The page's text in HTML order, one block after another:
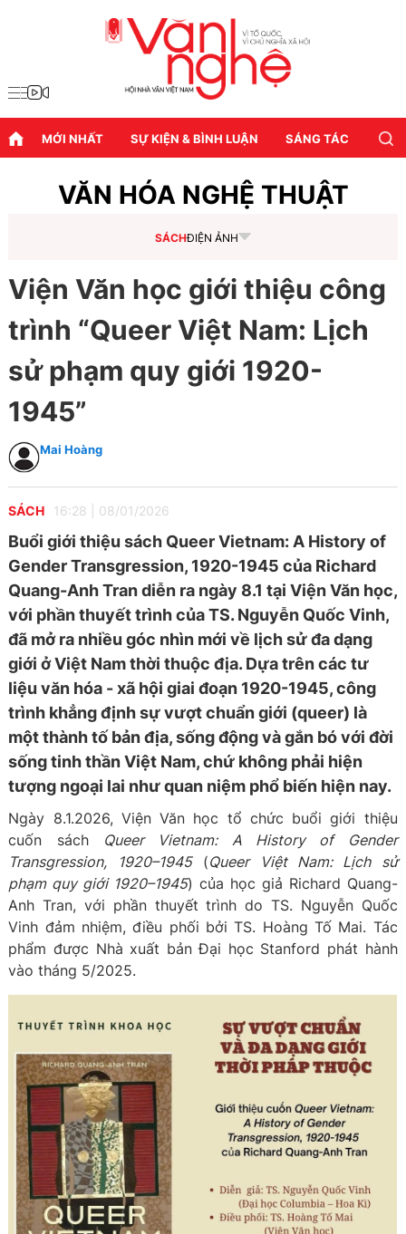
MỚI NHẤT SỰ KIỆN & BÌNH LUẬN SÁNG TÁC
VĂN HÓA NGHỆ THUẬT
SÁCHĐIỆN ẢNH
Viện Văn học giới thiệu công
trình “Queer Việt Nam: Lịch
sử phạm quy giới 1920-
1945”
Mai Hoàng
SÁCH 16:28 08/01/2026
Buổi giới thiệu sách Queer Vietnam: A History of
Gender Transgression, 1920-1945 của Richard
Quang-Anh Tran diễn ra ngày 8.1 tại Viện Văn học,
với phần thuyết trình của TS. Nguyễn Quốc Vinh,
đã mở ra nhiều góc nhìn mới về lịch sử đa dạng
giới ở Việt Nam thời thuộc địa. Dựa trên các tư
liệu văn hóa - xã hội giai đoạn 1920-1945, công
trình khẳng định sự vượt chuẩn giới (queer) là
một thành tố bản địa, sống động và gắn bó với đời
sống tinh thần Việt Nam, chứ không phải hiện
tượng ngoại lai như quan niệm phổ biến hiện nay.
Ngày 8.1.2026, Viện Văn học tổ chức buổi giới thiệu
cuốn sách Queer Vietnam: A History of Gender
Transgression, 1920–1945(Queer Việt Nam: Lịch sử
phạm quy giới 1920–1945) của học giả Richard Quang-
Anh Tran, với phần thuyết trình do TS. Nguyễn Quốc
Vinh đảm nhiệm, điều phối bởi TS. Hoàng Tố Mai. Tác
phẩm được Nhà xuất bản Đại học Stanford phát hành
vào tháng 5/2025.